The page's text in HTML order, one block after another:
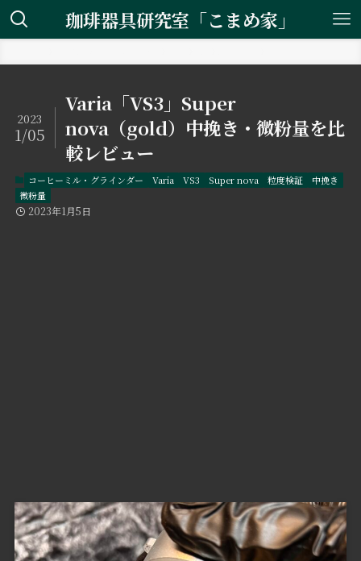
珈琲器具研究室「こまめ家」
Varia「VS3」Super
nova（gold）中挽き・微粉量を比
較レビュー
2023
1/05
コーヒーミル・グラインダー Varia VS3 Super nova 粒度検証
中挽き
微粉量
2023年1月5日